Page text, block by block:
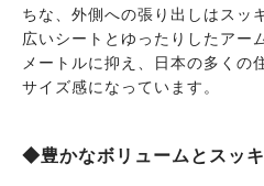
ちな、外側への張り出しはスッ
広いシートとゆったりしたアー
メートルに抑え、日本の多くの
サイズ感になっています。
◆豊かなボリュームとスッ